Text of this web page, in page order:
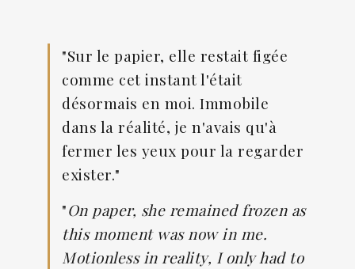
"Sur le papier, elle restait figée
comme cet instant l'était
désormais en moi. Immobile
dans la réalité, je n'avais qu'à
fermer les yeux pour la regarder
exister."
"On paper, she remained frozen as
this moment was now in me.
Motionless in reality, I only had to